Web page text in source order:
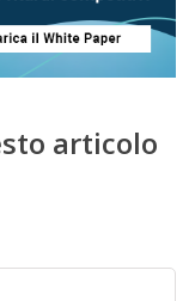
articolo